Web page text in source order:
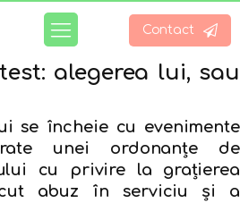
Contact
alegerea lui, sau
se încheie cu evenimente
unei ordonanțe de
cu privire la grațierea
abuz în serviciu și a